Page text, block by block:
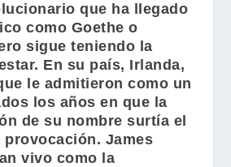
que ha llegado
como Goethe o
sigue teniendo la
En su país, Irlanda,
le admitieron como un
los años en que la
de su nombre surtía el
provocación. James
vivo como la